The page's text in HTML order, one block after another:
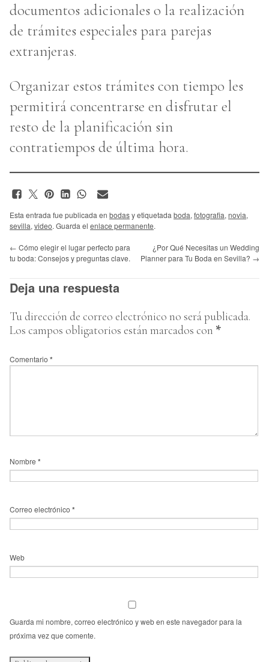
documentos adicionales o la realización
de trámites especiales para parejas
extranjeras.
Organizar estos trámites con tiempo les
permitirá concentrarse en disfrutar el
resto de la planificación sin
contratiempos de última hora.
Esta entrada fue publicada en bodasy etiquetada boda, fotografia, novia,
sevilla, video. Guarda el enlace permanente.
← Cómo elegir el lugar perfecto para
tu boda: Consejos y preguntas clave.
¿Por Qué Necesitas un Wedding
Planner para Tu Boda en Sevilla? →
Deja una respuesta
Tu dirección de correo electrónico no será publicada.
Los campos obligatorios están marcados con *
Comentario *
Nombre *
Correo electrónico *
Web
Guarda mi nombre, correo electrónico y web en este navegador para la
próxima vez que comente.